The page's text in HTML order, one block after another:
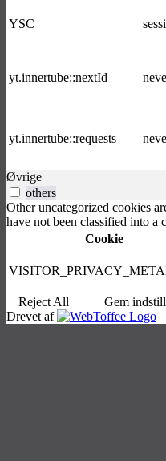
YSC
yt.innertube::nextId
yt.innertube::requests
Øvrige
others
Other uncategorized cookies
have not been classified into a
Cookie
Reject All
Gem
Drevet af